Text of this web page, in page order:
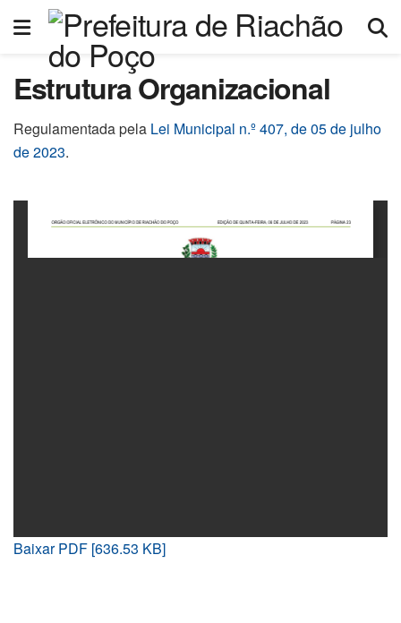
Estrutura Organizacional
Regulamentada pela Lei Municipal n.º 407, de 05 de julho
de 2023.
Baixar PDF [636.53 KB]